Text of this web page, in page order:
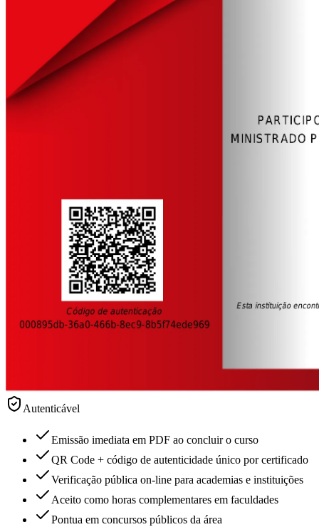
Autenticável
Emissão imediata em PDF ao concluir o curso
QR Code + código de autenticidade único por certificado
Verificação pública on-line para academias e instituições
Aceito como horas complementares em faculdades
Pontua em concursos públicos da área